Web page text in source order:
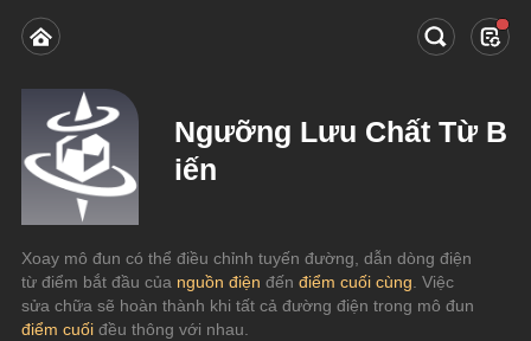
Ngưỡng Lưu Chất Từ B
iến
Xoay mô đun có thể điều chỉnh tuyến đường, dẫn dòng điện
từ điểm bắt đầu của nguồn điện đến điểm cuối cùng . Việc
điểm cuối đều thông với nhau.